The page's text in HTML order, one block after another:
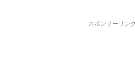
スポンサーリンク